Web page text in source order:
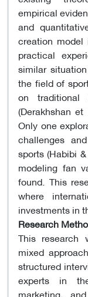
empirical
and
creation
practical
similar
the field of
on traditional
(Derakhshan
Only one
challenges
sports (Habibi
modeling fan
found. This
where
investments in
Research
This research
mixed
structured
experts in
marketing,